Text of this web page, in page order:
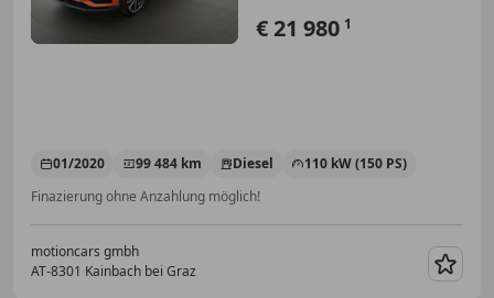
€ 21 980 1
01/2020 99 484 km Diesel
110 kW (150 PS)
Finazierung ohne Anzahlung möglich!
motioncars gmbh
AT-8301 Kainbach bei Graz